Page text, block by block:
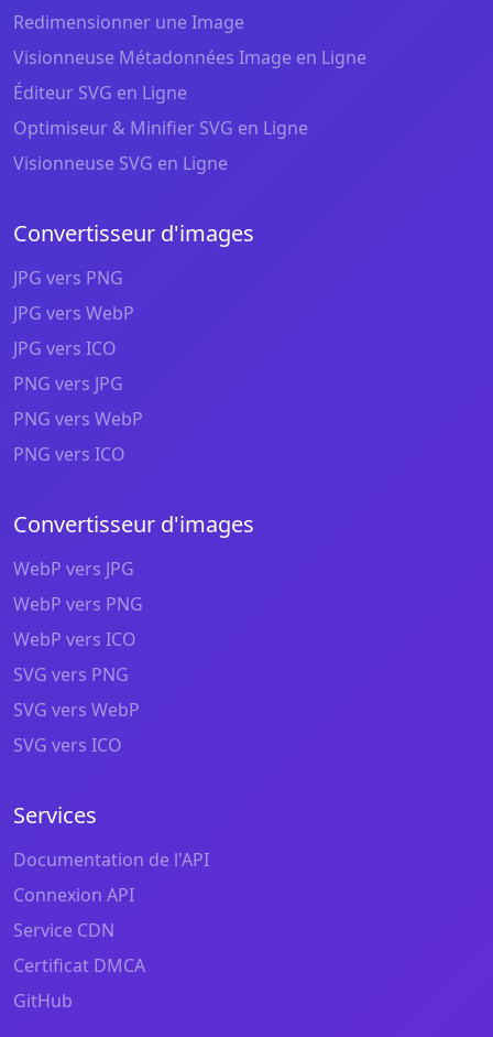
Redimensionner une Image
Visionneuse Métadonnées Image en Ligne
Éditeur SVG en Ligne
Optimiseur & Minifier SVG en Ligne
Visionneuse SVG en Ligne
Convertisseur d'images
JPG vers PNG
JPG vers WebP
JPG vers ICO
PNG vers JPG
PNG vers WebP
PNG vers ICO
Convertisseur d'images
WebP vers JPG
WebP vers PNG
WebP vers ICO
SVG vers PNG
SVG vers WebP
SVG vers ICO
Services
Documentation de l'API
Connexion API
Service CDN
Certificat DMCA
GitHub